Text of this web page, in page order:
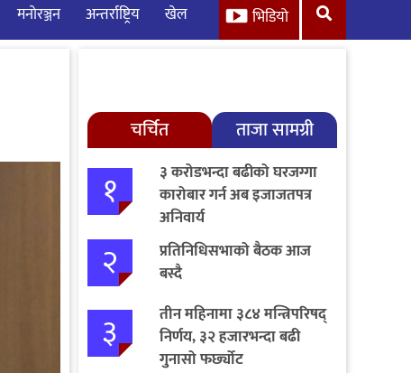
मनाेरञ्जन अन्तर्राष्ट्रिय खेल भिडियो
चर्चित ताजा सामग्री
१
३ करोडभन्दा बढीको घरजग्गा
कारोबार गर्न अब इजाजतपत्र
अनिवार्य
२
प्रतिनिधिसभाको बैठक आज
बस्दै
३
तीन महिनामा ३८४ मन्त्रिपरिषद्
निर्णय, ३२ हजारभन्दा बढी
गुनासो फर्छ्योट